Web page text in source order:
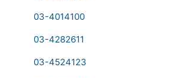
03-4014100
03-4282611
03-4524123